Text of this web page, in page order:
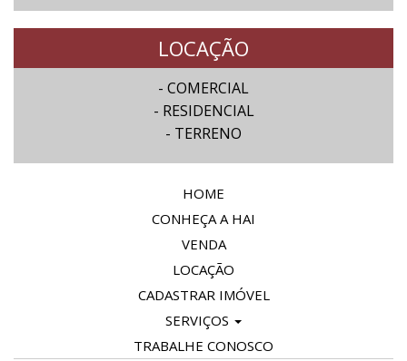
LOCAÇÃO
- COMERCIAL
- RESIDENCIAL
- TERRENO
HOME
CONHEÇA A HAI
VENDA
LOCAÇÃO
CADASTRAR IMÓVEL
SERVIÇOS
TRABALHE CONOSCO